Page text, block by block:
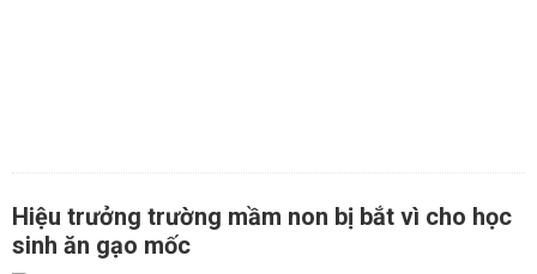
Hiệu trưởng trường mầm non bị bắt vì cho học
sinh ăn gạo mốc